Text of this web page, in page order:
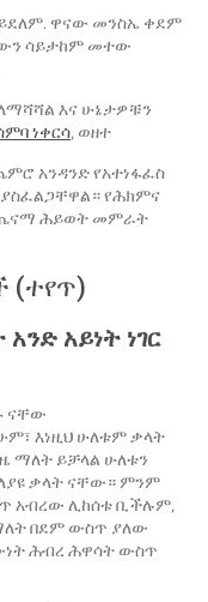
ዋናው መንስኤ ቀደም
ሳይታከም መተው
እና ሁኔታዎቹን
ነቀርሳ, ወዘተ
አንዳንድ የአተነፋፈስ
የሕክምና
ጤናማ ሕይወት መምራት
(ተየጥ)
አይነት ነገር
ናቸው
እነዚህ ሁለቱም ቃላት
ማለት ይቻላል ሁለቱን
ቃላት ናቸው። ምንም
አብረው ሊከሰቱ ቢችሉም,
በደም ውስጥ ያለው
ሕብረ ሕዋሳት ውስጥ